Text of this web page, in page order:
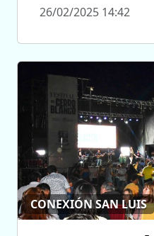
26/02/2025 14:42
CONEXIÓN SAN LUIS